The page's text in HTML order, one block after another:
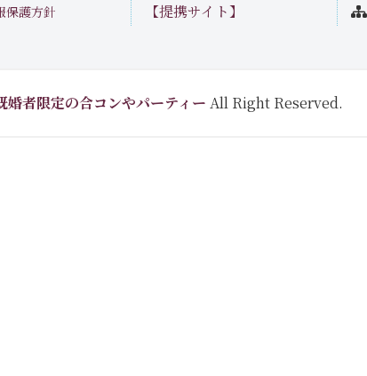
保護方針 【提携サイト】
者限定の合コンやパーティー All Right Reserved.